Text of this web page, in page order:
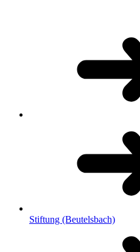
Stiftung (Beutelsbach)